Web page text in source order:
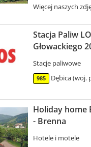
Więcej naszych
Stacja Paliw
Głowackiego
Stacje paliwowe
985 Dębica (woj.
Holiday home
- Brenna
Hotele i motele